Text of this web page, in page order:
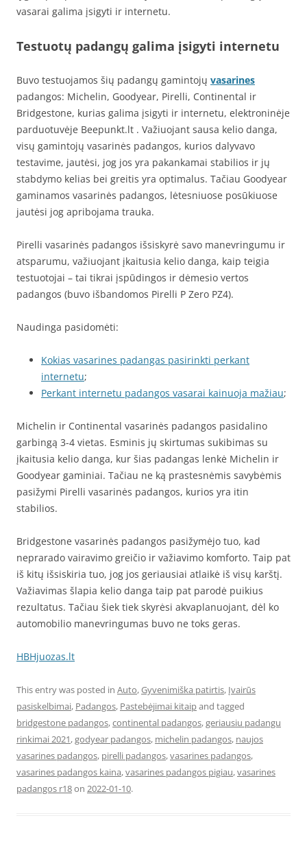
vasarai galima įsigyti ir internetu.
Testuotų padangų galima įsigyti internetu
Buvo testuojamos šių padangų gamintojų vasarines
padangos: Michelin, Goodyear, Pirelli, Continental ir
Bridgestone, kurias galima įsigyti ir internetu, elektroninėje
parduotuvėje Beepunkt.lt . Važiuojant sausa kelio danga,
visų gamintojų vasarinės padangos, kurios dalyvavo
testavime, jautėsi, jog jos yra pakankamai stabilios ir jų
stabdymo kelias bei greitis yra optimalus. Tačiau Goodyear
gaminamos vasarinės padangos, lėtesniuose posūkiuose
jautėsi jog apribojama trauka.
Pirelli vasarinės padangos išsiskyrė savo manevringumu ir
atsparumu, važiuojant įkaitusia kelio danga, kaip teigia
testuotojai – tai tikrai įspūdingos ir dėmesio vertos
padangos (buvo išbandomos Pirelli P Zero PZ4).
Naudinga pasidomėti:
Kokias vasarines padangas pasirinkti perkant
internetu;
Perkant internetu padangos vasarai kainuoja mažiau;
Michelin ir Continental vasarinės padangos pasidalino
garbingą 3-4 vietas. Esminis jų skirtumas sukibimas su
įkaitusia kelio danga, kur šias padangas lenkė Michelin ir
Goodyear gaminiai. Tačiau ne ką prastesnėmis savybėmis
pasižymi Pirelli vasarinės padangos, kurios yra itin
stabilios.
Bridgestone vasarinės padangos pasižymėjo tuo, kad
neprarado vairavimo greičio ir važiavimo komforto. Taip pat
iš kitų išsiskiria tuo, jog jos geriausiai atlaikė iš visų karštį.
Važiavimas šlapia kelio danga taip pat parodė puikius
rezultatus. Tačiau šiek tiek skyrėsi akvaplanuojant, dėl ko
automobilio manevringumas buvo ne toks geras.
HBHjuozas.lt
This entry was posted in Auto,Gyvenimiška patirtis, Įvairūs
pasiskelbimai, Padangos, Pastebėjimai kitaipand tagged
bridgestone padangos,continental padangos,geriausiu padangu
rinkimai 2021,godyear padangos, michelin padangos, naujos
vasarines padangos, pirelli padangos,vasarines padangos,
vasarines padangos kaina,vasarines padangos pigiau,vasarines
padangos r18on 2022-01-10.